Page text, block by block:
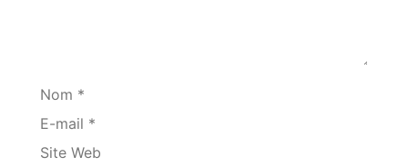
Nom *
E-mail *
Site Web